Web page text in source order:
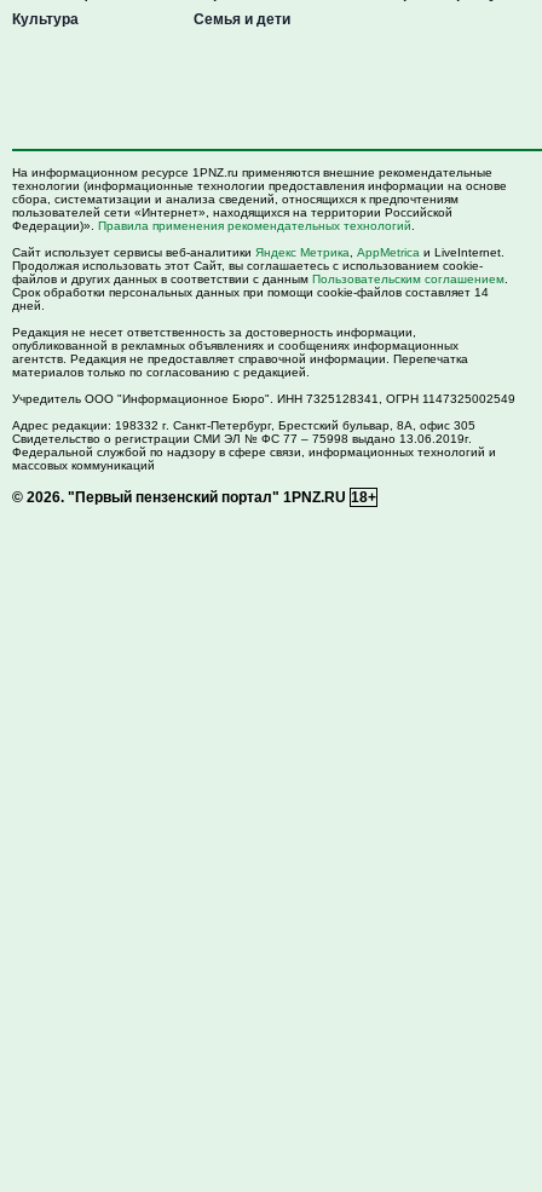
Культура
Семья и дети
На информационном ресурсе 1PNZ.ru применяются внешние рекомендательные
технологии (информационные технологии предоставления информации на основе
сбора, систематизации и анализа сведений, относящихся к предпочтениям
пользователей сети «Интернет», находящихся на территории Российской
Федерации)». Правила применения рекомендательных технологий
Сайт использует сервисы веб-аналитики Яндекс Метрика AppMetrica и LiveInternet.
Продолжая использовать этот Сайт, вы соглашаетесь с использованием cookie-
файлов и других данных в соответствии с данным Пользовательским соглашением
Срок обработки персональных данных при помощи cookie-файлов составляет 14
дней.
Редакция не несет ответственность за достоверность информации,
опубликованной в рекламных объявлениях и сообщениях информационных
агентств. Редакция не предоставляет справочной информации. Перепечатка
материалов только по согласованию с редакцией.
Учредитель ООО "Информационное Бюро". ИНН 7325128341, ОГРН 1147325002549
Адрес редакции: 198332 г. Санкт-Петербург, Брестский бульвар, 8А, офис 305
Свидетельство о регистрации СМИ ЭЛ № ФС 77 – 75998 выдано 13.06.2019г.
Федеральной службой по надзору в сфере связи, информационных технологий и
массовых коммуникаций
© 2026. "Первый пензенский портал" 1PNZ.RU 18+